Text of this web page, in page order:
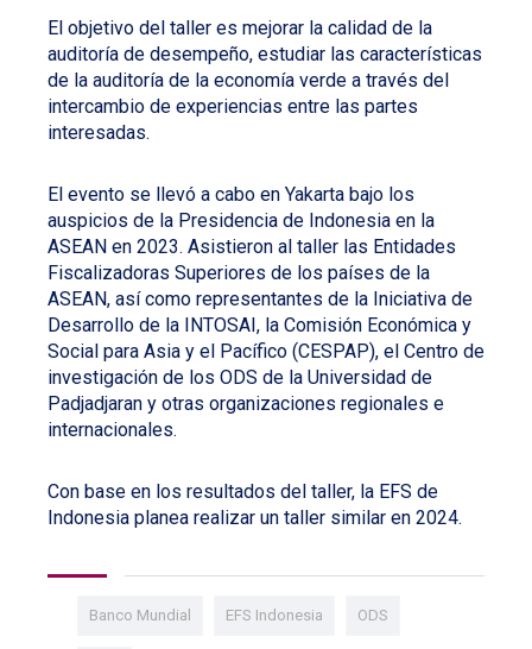
El objetivo del taller es mejorar la calidad de la
auditoría de desempeño, estudiar las características
de la auditoría de la economía verde a través del
intercambio de experiencias entre las partes
interesadas.
El evento se llevó a cabo en Yakarta bajo los
auspicios de la Presidencia de Indonesia en la
ASEAN en 2023. Asistieron al taller las Entidades
Fiscalizadoras Superiores de los países de la
ASEAN, así como representantes de la Iniciativa de
Desarrollo de la INTOSAI, la Comisión Económica y
Social para Asia y el Pacífico (CESPAP), el Centro de
investigación de los ODS de la Universidad de
Padjadjaran y otras organizaciones regionales e
internacionales.
Con base en los resultados del taller, la EFS de
Indonesia planea realizar un taller similar en 2024.
Banco Mundial EFS Indonesia ODS